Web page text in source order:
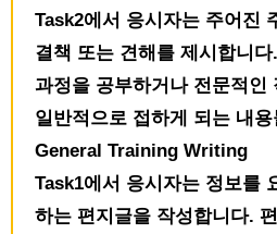
Task2에서 응시자는 주어진
결책 또는 견해를 제시합니
과정을 공부하거나 전문적인
일반적으로 접하게 되는 내
General Training Writing
Task1에서 응시자는 정보를
하는 편지글을 작성합니다.